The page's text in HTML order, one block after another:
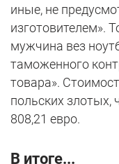
иные, не
изготовителем».
мужчина вез
таможенного
товара».
польских злотых,
808,21 евро.
В итоге...